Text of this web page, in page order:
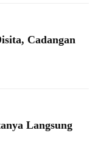
Cadangan
Langsung